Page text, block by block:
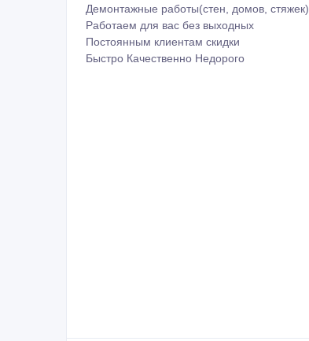
Демонтажные работы(стен, домов, стяжек)
Работаем для вас без выходных
Постоянным клиентам скидки
Быстро Качественно Недорого